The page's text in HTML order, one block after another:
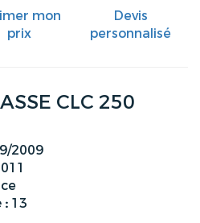
mon
prix
Devis
personnalisé
CLC 250
2009
: 13